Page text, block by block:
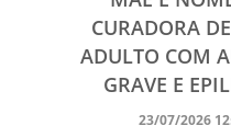
CURADORA
ADULTO COM
GRAVE E
23/07/2026